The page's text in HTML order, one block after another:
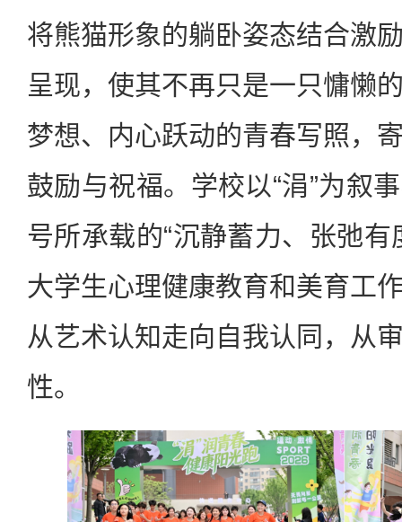
将熊猫形象的躺卧姿态结合激
呈现，使其不再只是一只慵懒
梦想、内心跃动的青春写照，
鼓励与祝福。学校以“涓”为叙
号所承载的“沉静蓄力、张弛有
大学生心理健康教育和美育工
从艺术认知走向自我认同，从
性。